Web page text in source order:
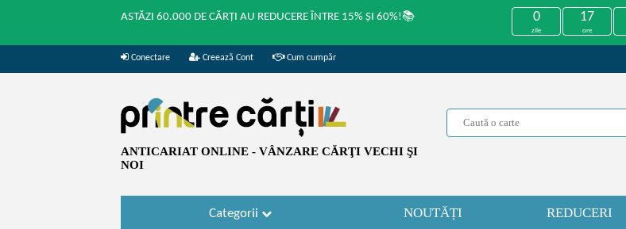
ASTĂZI 60.000 DE CĂRȚI AU REDUCERE ÎNTRE 15% ȘI 60%!📚 0
zile
17
ore
Conectare Creează Cont Cum cumpăr
ANTICARIAT ONLINE - VÂNZARE CĂRŢI VECHI ŞI
NOI
Categorii NOUTĂȚI REDUCERI